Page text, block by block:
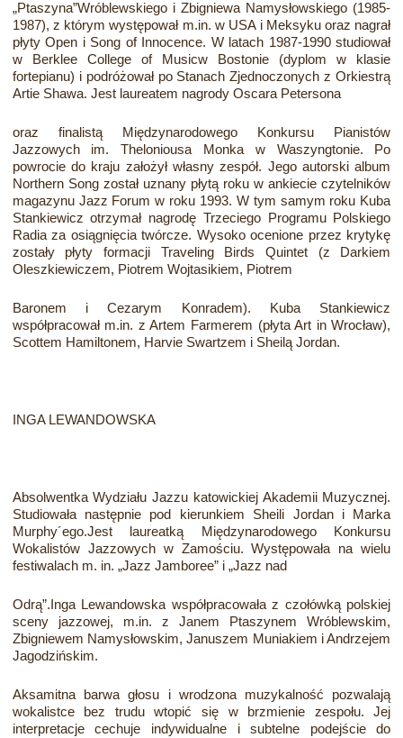
„Ptaszyna”Wróblewskiego i Zbigniewa Namysłowskiego (1985-
1987), z którym występował m.in. w USA i Meksyku oraz nagrał
płyty Open i Song of Innocence. W latach 1987-1990 studiował
w Berklee College of Musicw Bostonie (dyplom w klasie
fortepianu) i podróżował po Stanach Zjednoczonych z Orkiestrą
Artie Shawa. Jest laureatem nagrody Oscara Petersona
oraz finalistą Międzynarodowego Konkursu Pianistów
Jazzowych im. Theloniousa Monka w Waszyngtonie. Po
powrocie do kraju założył własny zespół. Jego autorski album
Northern Song został uznany płytą roku w ankiecie czytelników
magazynu Jazz Forum w roku 1993. W tym samym roku Kuba
Stankiewicz otrzymał nagrodę Trzeciego Programu Polskiego
Radia za osiągnięcia twórcze. Wysoko ocenione przez krytykę
zostały płyty formacji Traveling Birds Quintet (z Darkiem
Oleszkiewiczem, Piotrem Wojtasikiem, Piotrem
Baronem i Cezarym Konradem). Kuba Stankiewicz
współpracował m.in. z Artem Farmerem (płyta Art in Wrocław),
Scottem Hamiltonem, Harvie Swartzem i Sheilą Jordan.
INGA LEWANDOWSKA
Absolwentka Wydziału Jazzu katowickiej Akademii Muzycznej.
Studiowała następnie pod kierunkiem Sheili Jordan i Marka
Murphy´ego.Jest laureatką Międzynarodowego Konkursu
Wokalistów Jazzowych w Zamościu. Występowała na wielu
festiwalach m. in. „Jazz Jamboree” i „Jazz nad
Odrą”.Inga Lewandowska współpracowała z czołówką polskiej
sceny jazzowej, m.in. z Janem Ptaszynem Wróblewskim,
Zbigniewem Namysłowskim, Januszem Muniakiem i Andrzejem
Jagodzińskim.
Aksamitna barwa głosu i wrodzona muzykalność pozwalają
wokalistce bez trudu wtopić się w brzmienie zespołu. Jej
interpretacje cechuje indywidualne i subtelne podejście do